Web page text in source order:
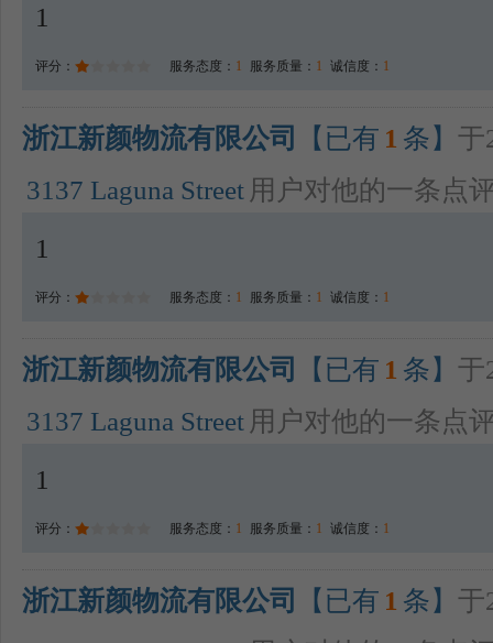
1
评分： 服务态度： 1 服务质量： 1 诚信度： 1
浙江新颜物流有限公司 【已有 1 条】 于
3137 Laguna Street 用户对他的一条点
1
评分： 服务态度： 1 服务质量： 1 诚信度： 1
浙江新颜物流有限公司 【已有 1 条】 于
3137 Laguna Street 用户对他的一条点
1
评分： 服务态度： 1 服务质量： 1 诚信度： 1
浙江新颜物流有限公司 【已有 1 条】 于